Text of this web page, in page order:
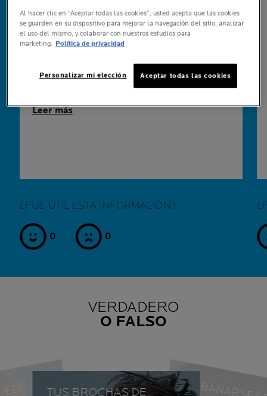
embargo, muchas marcas dicen ser
hipoalergénicas sin protocolos de prueba
sólidos. TOLERIANE Ultra está probada en las
comprobado que es verdaderamente
Leer más
¿FUE ÚTIL ESTA INFORMACIÓN?
si 0 no 0
VERDADERO
O FALSO
TUS BROCHAS DE
Al hacer clic en “Aceptar todas las cookies”, usted acepta que las cookies
se guarden en su dispositivo para mejorar la navegación del sitio, analizar
el uso del mismo, y colaborar con nuestros estudios para
marketing. Política de privacidad
Aceptar todas las cookies
Personalizar mi elección